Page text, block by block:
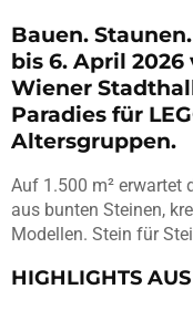
Bauen.
bis 6. April
Wiener
Paradies für
Altersgruppen.
Auf 1.500 m² erwartet
aus bunten Steinen,
Modellen. Stein für
HIGHLIGHTS